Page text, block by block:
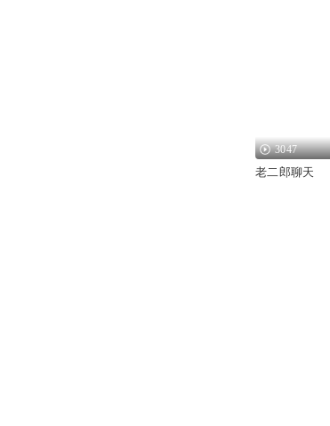
3047
老二郎聊天